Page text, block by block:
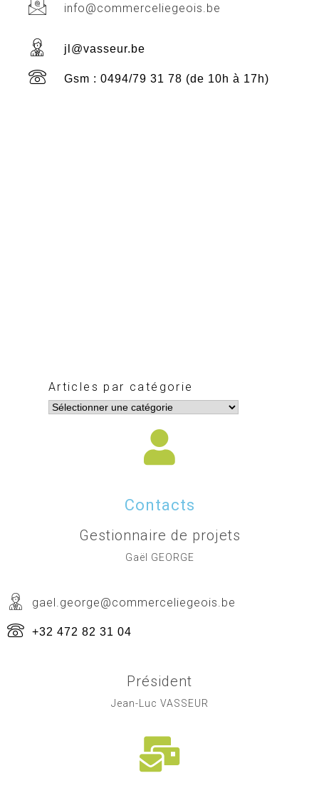
info@commerceliegeois.be
jl@vasseur.be
Gsm : 0494/79 31 78 (de 10h à 17h)
Articles par catégorie
Contacts
Gestionnaire de projets
Gaël GEORGE
gael.george@commerceliegeois.be
+32 472 82 31 04
Président
Jean-Luc VASSEUR